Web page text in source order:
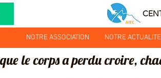
NOTRE ASSOCIATION NOTRE ACTUALITE
le corps a perdu croire,